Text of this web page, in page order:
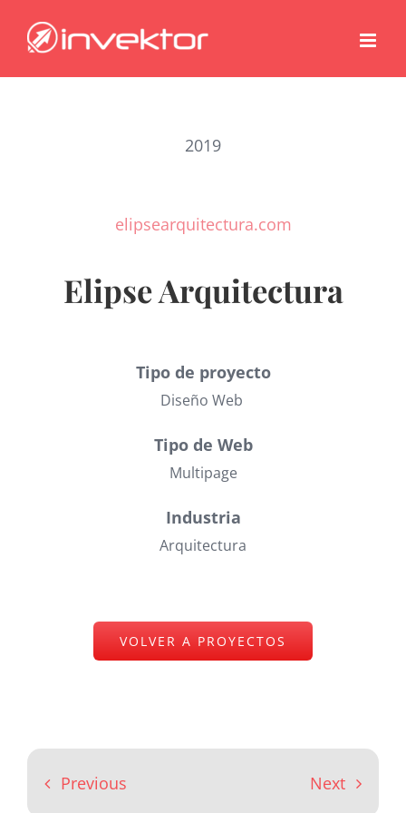
2019
elipsearquitectura.com
Elipse Arquitectura
Tipo de proyecto
Diseño Web
Tipo de Web
Multipage
Industria
Arquitectura
VOLVER A PROYECTOS
Previous Next